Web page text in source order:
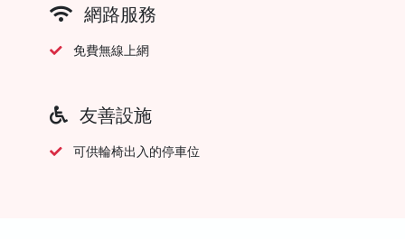
網路服務
免費無線上網
友善設施
可供輪椅出入的停車位